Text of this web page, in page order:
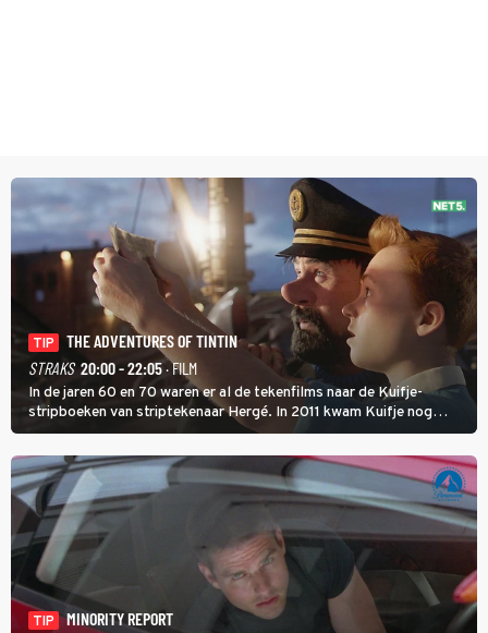
TIP
THE ADVENTURES OF TINTIN
STRAKS 20:00 - 22:05· FILM
In de jaren 60 en 70 waren er al de tekenfilms naar de Kuifje-
stripboeken van striptekenaar Hergé. In 2011 kwam Kuifje nog
meer tot leven in The Adventures of Tintin van Steven Spielberg.
TIP
MINORITY REPORT